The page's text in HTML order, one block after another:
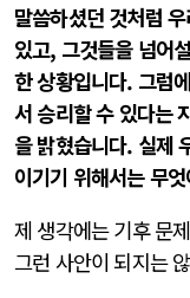
말씀하셨던 것처럼
있고, 그것들을 넘어
한 상황입니다. 그럼
서 승리할 수 있다는
을 밝혔습니다. 실제
이기기 위해서는 무
제 생각에는 기후 문
그런 사안이 되지는